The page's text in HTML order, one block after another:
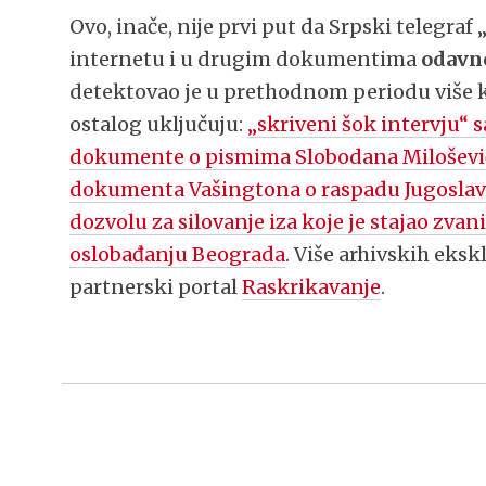
Ovo, inače, nije prvi put da Srpski
internetu i u drugim dokumentima
detektovao je u prethodnom periodu
ostalog uključuju: „skriveni šok intervju“
dokumente o pismima Slobodana
dokumenta Vašingtona o raspadu
dozvolu za silovanje iza koje je stajao
oslobađanju Beograda. Više arhivskih
partnerski portalRaskrikavanje.